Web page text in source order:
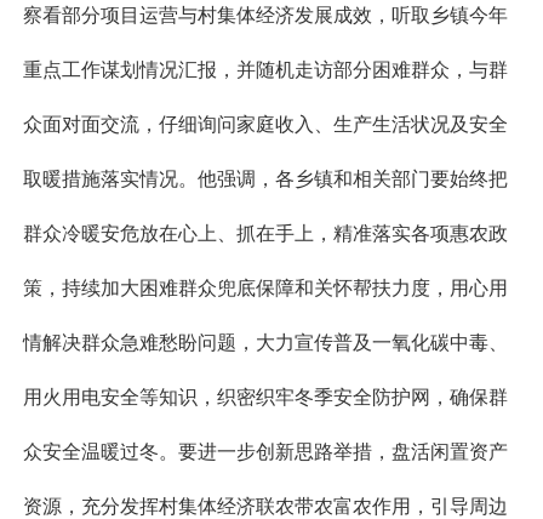
察看部分项目运营与村集体经济发展成效，听取乡镇今年
重点工作谋划情况汇报，并随机走访部分困难群众，与群
众面对面交流，仔细询问家庭收入、生产生活状况及安全
取暖措施落实情况。他强调，各乡镇和相关部门要始终把
群众冷暖安危放在心上、抓在手上，精准落实各项惠农政
策，持续加大困难群众兜底保障和关怀帮扶力度，用心用
情解决群众急难愁盼问题，大力宣传普及一氧化碳中毒、
用火用电安全等知识，织密织牢冬季安全防护网，确保群
众安全温暖过冬。要进一步创新思路举措，盘活闲置资产
资源，充分发挥村集体经济联农带农富农作用，引导周边